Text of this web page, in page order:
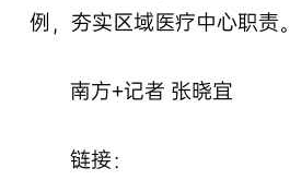
例，夯实区域医疗中心职责。
南方+记者 张晓宜
链接：